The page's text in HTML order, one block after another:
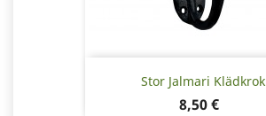
Stor Jalmari Klädkrok
Pris
8,50 €